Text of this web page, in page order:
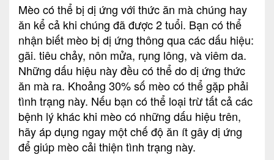
Mèo có thể bị dị ứng với thức ăn mà chúng hay
ăn kể cả khi chúng đã được 2 tuổi. Bạn có thể
nhận biết mèo bị dị ứng thông qua các dấu hiệu:
gãi. tiêu chảy, nôn mửa, rụng lông, và viêm da.
Những dấu hiệu này đều có thể do dị ứng thức
ăn mà ra. Khoảng 30% số mèo có thể gặp phải
tình trạng này. Nếu bạn có thể loại trừ tất cả các
bệnh lý khác khi mèo có những dấu hiệu trên,
hãy áp dụng ngay một chế độ ăn ít gây dị ứng
để giúp mèo cải thiện tình trạng này.